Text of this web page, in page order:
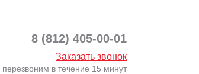
8 (812) 405-00-01
Заказать звонок
перезвоним в течение 15 минут